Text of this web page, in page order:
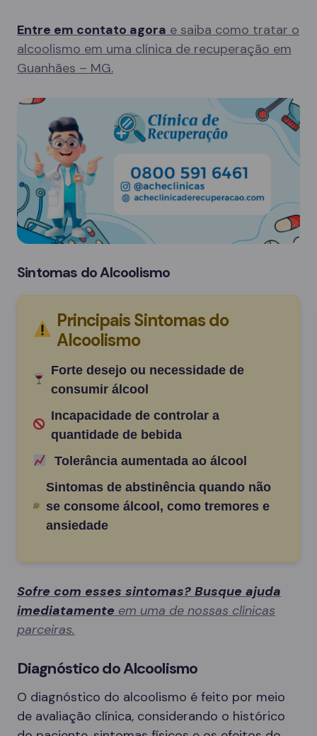
Entre em contato agora e saiba como tratar o
alcoolismo em uma clínica de recuperação em
Guanhães – MG.
Sintomas do Alcoolismo
Principais Sintomas do
Alcoolismo
Forte desejo ou necessidade de
consumir álcool
Incapacidade de controlar a
quantidade de bebida
Tolerância aumentada ao álcool
Sintomas de abstinência quando não
se consome álcool, como tremores e
ansiedade
Sofre com esses sintomas? Busque ajuda
imediatamente em uma de nossas clínicas
parceiras.
Diagnóstico do Alcoolismo
O diagnóstico do alcoolismo é feito por meio
de avaliação clínica, considerando o histórico